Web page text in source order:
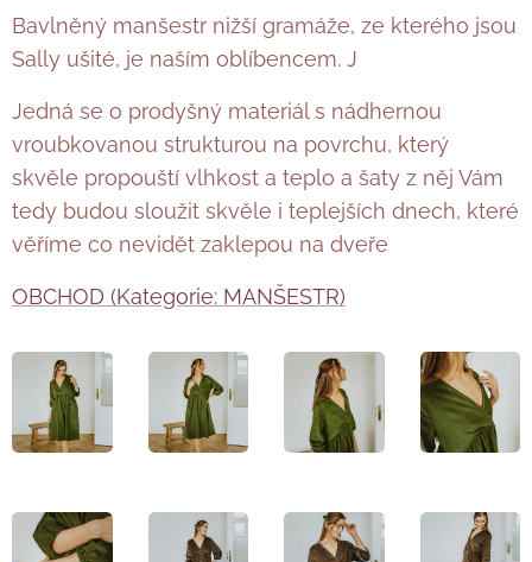
Bavlněný manšestr nižší gramáže, ze kterého jsou
Sally ušité, je naším oblíbencem. J
Jedná se o prodyšný materiál s nádhernou
vroubkovanou strukturou na povrchu, který
skvěle propouští vlhkost a teplo a šaty z něj Vám
tedy budou sloužit skvěle i teplejších dnech, které
věříme co nevidět zaklepou na dveře 🤍
OBCHOD (Kategorie: MANŠESTR)